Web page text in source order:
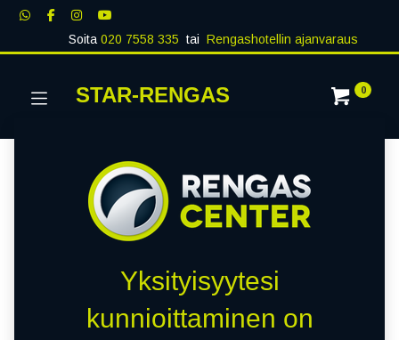
Soita020 7558 335 tai Rengashotellin ajanvaraus
STAR-RENGAS 0
Yksityisyytesi
kunnioittaminen on